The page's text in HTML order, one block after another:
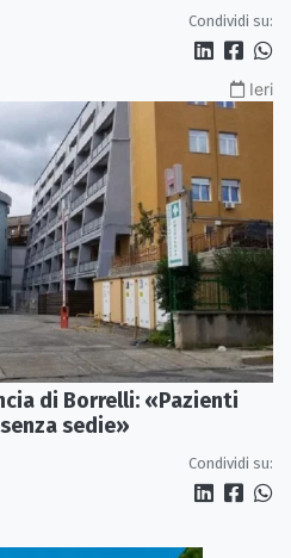
Condividi su:
Ieri
di Borrelli: «Pazienti
sedie»
Condividi su: